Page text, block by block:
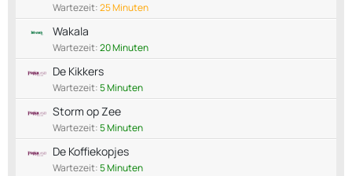
Wartezeit:25 Minuten
Wakala
Wartezeit:20 Minuten
De Kikkers
Wartezeit:5 Minuten
Storm op Zee
Wartezeit:5 Minuten
De Koffiekopjes
Wartezeit:5 Minuten